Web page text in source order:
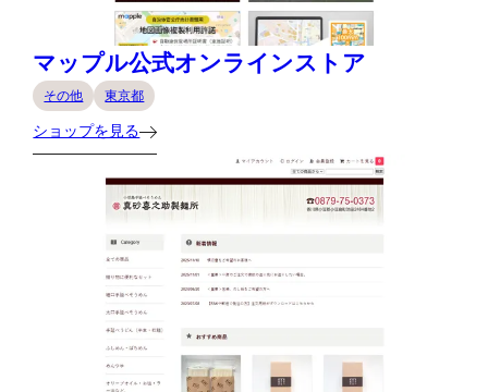
マップル公式オンラインストア
その他 東京都
ショップを見る